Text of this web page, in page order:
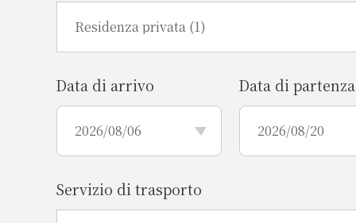
Data di arrivo Data di partenza
Servizio di trasporto